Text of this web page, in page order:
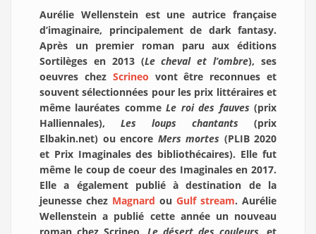
Aurélie Wellenstein est une autrice française
d’imaginaire, principalement de dark fantasy.
Après un premier roman paru aux éditions
Sortilèges en 2013 (Le cheval et l’ombre), ses
oeuvres chez Scrineo vont être reconnues et
souvent sélectionnées pour les prix littéraires et
même lauréates commeLe roi des fauves (prix
Halliennales), Les loups chantants (prix
Elbakin.net) ou encore Mers mortes (PLIB 2020
et Prix Imaginales des bibliothécaires). Elle fut
même le coup de coeur des Imaginales en 2017.
Elle a également publié à destination de la
jeunesse chez Magnard ou Gulf stream. Aurélie
Wellenstein a publié cette année un nouveau